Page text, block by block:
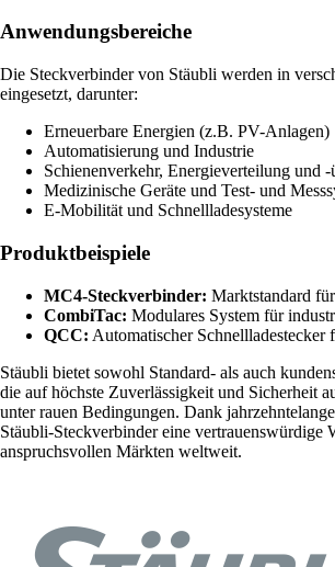
Anwendungsbereiche
Die Steckverbinder von Stäubli werden in
eingesetzt, darunter:
Erneuerbare Energien (z.B. PV-Anlagen)
Automatisierung und Industrie
Schienenverkehr, Energieverteilung und -
Medizinische Geräte und Test- und
E-Mobilität und Schnellladesysteme
Produktbeispiele
MC4-Steckverbinder: Marktstandard
CombiTac: Modulares System für
QCC: Automatischer
Stäubli bietet sowohl Standard- als auch
die auf höchste Zuverlässigkeit und Sicherheit
unter rauen Bedingungen. Dank
Stäubli-Steckverbinder eine vertrauenswürdige
anspruchsvollen Märkten weltweit.